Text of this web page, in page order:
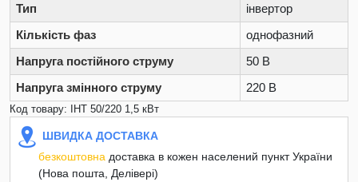
Тип
інвертор
Кількість фаз
однофазний
Напруга постійного струму
50 В
Напруга змінного струму
220 В
Код товару: ІНТ 50/220 1,5 кВт
ШВИДКА ДОСТАВКА
безкоштовна доставка в кожен населений пункт України
(Нова пошта, Делівері)